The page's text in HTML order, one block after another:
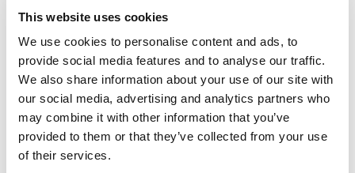
This website uses cookies
We use cookies to personalise content and ads, to
provide social media features and to analyse our traffic.
We also share information about your use of our site with
our social media, advertising and analytics partners who
may combine it with other information that you’ve
provided to them or that they’ve collected from your use
of their services.
Questo tampone bugnato nero è particolarmente indicato
colore scuro in combinazione con la pasta abrasiva
Polarshine® 12 Black. La spugna reticolata è estremamente
bilanciata in elasticità e morbidezza. La particolare forma
bugnata garantisce una migliore e durevole capacità di
taglio e mantiene bassa la temperatura della superficie
durante la lucidatura.